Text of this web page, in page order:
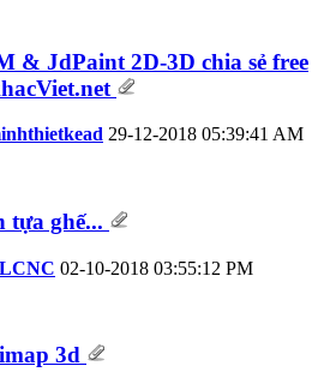
& JdPaint 2D-3D chia sẻ free
29-12-2018 05:39:41 AM
tựa ghế...
02-10-2018 03:55:12 PM
3d